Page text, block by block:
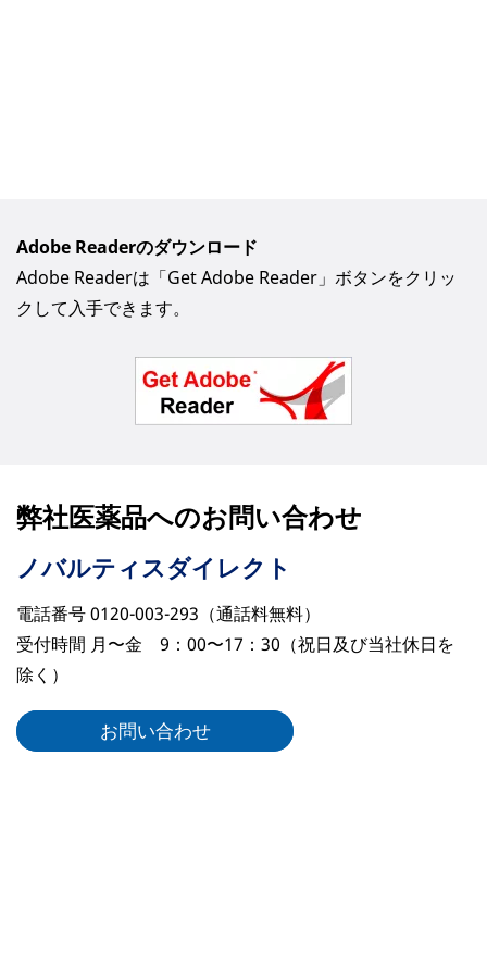
Adobe Readerのダウンロード
Adobe Readerは「Get Adobe Reader」ボタンをクリッ
クして入手できます。
弊社医薬品へのお問い合わせ
ノバルティスダイレクト
電話番号 0120-003-293（通話料無料）
受付時間 月〜金 9：00〜17：30（祝日及び当社休日を
除く）
お問い合わせ